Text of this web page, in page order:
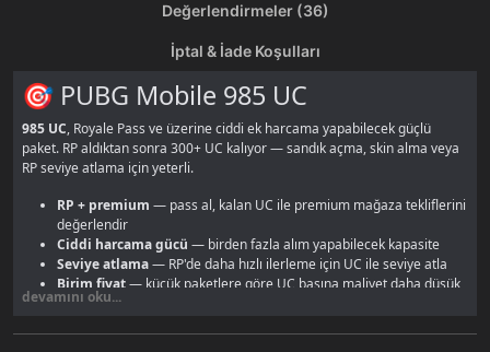
Değerlendirmeler (36)
İptal & İade Koşulları
🎯 PUBG Mobile 985 UC
985 UC, Royale Pass ve üzerine ciddi ek harcama yapabilecek güçlü
paket. RP aldıktan sonra 300+ UC kalıyor — sandık açma, skin alma veya
RP seviye atlama için yeterli.
RP + premium — pass al, kalan UC ile premium mağaza tekliflerini
değerlendir
Ciddi harcama gücü — birden fazla alım yapabilecek kapasite
Seviye atlama— RP'de daha hızlı ilerleme için UC ile seviye atla
Birim fiyat— küçük paketlere göre UC başına maliyet daha düşük
devamını oku...